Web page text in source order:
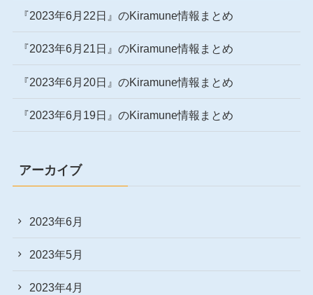
『2023年6月22日』のKiramune情報まとめ
『2023年6月21日』のKiramune情報まとめ
『2023年6月20日』のKiramune情報まとめ
『2023年6月19日』のKiramune情報まとめ
アーカイブ
2023年6月
2023年5月
2023年4月